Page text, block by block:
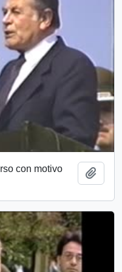
con motivo